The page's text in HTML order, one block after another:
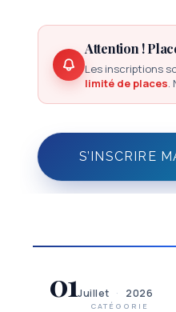
Attention !
Les inscriptions
limité de places.
S’INSCRIRE
01Juillet · 2026
CATÉGORIE